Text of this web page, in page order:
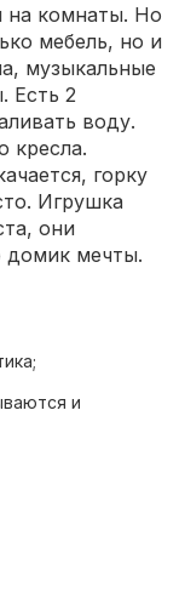
на комнаты. Но
мебель, но и
музыкальные
Есть 2
воду.
кресла.
горку
Игрушка
они
домик мечты.
и
ролевых